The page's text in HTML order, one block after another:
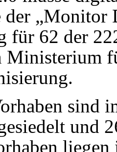
der
für 62 der
Ministerium
sind
und
liegen